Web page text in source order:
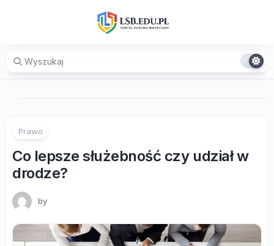
Prawo
Co lepsze służebność czy udział w
drodze?
by